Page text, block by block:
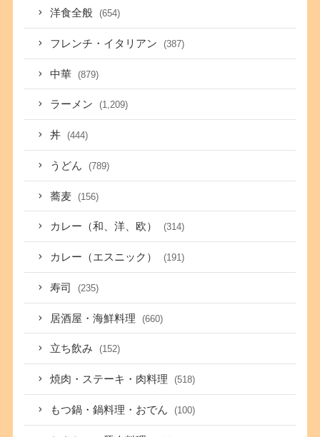
洋食全般 (654)
フレンチ・イタリアン (387)
中華 (879)
ラーメン (1,209)
丼 (444)
うどん (789)
蕎麦 (156)
カレー（和、洋、欧） (314)
カレー（エスニック） (191)
寿司 (235)
居酒屋・海鮮料理 (660)
立ち飲み (152)
焼肉・ステーキ・肉料理 (518)
もつ鍋・鍋料理・おでん (100)